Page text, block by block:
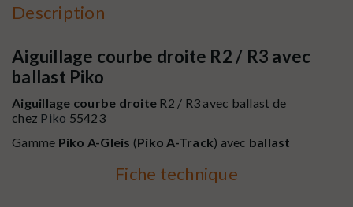
Description
Aiguillage courbe droite R2 / R3 avec
ballast Piko
Aiguillage courbe droite R2 / R3 avec ballast de
chez Piko 55423
Gamme Piko A-Gleis (Piko A-Track) avec ballast
Fiche technique